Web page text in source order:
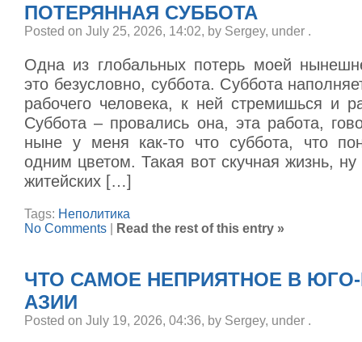
ПОТЕРЯННАЯ СУББОТА
Posted on July 25, 2026, 14:02, by Sergey, under .
Одна из глобальных потерь моей
это безусловно, суббота. Суббота
рабочего человека, к ней стремишься и
Суббота – провались она, эта работа,
ныне у меня как-то что суббота, что
одним цветом. Такая вот скучная жизнь,
житейских […]
Tags: Неполитика
No Comments
Read the rest of this entry »
ЧТО САМОЕ НЕПРИЯТНОЕ В
АЗИИ
Posted on July 19, 2026, 04:36, by Sergey, under .